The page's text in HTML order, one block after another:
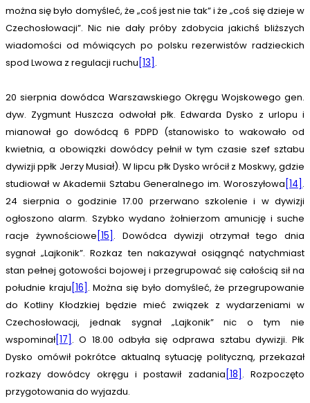
można się było domyśleć, że „coś jest nie tak” i że „coś się dzieje w
Czechosłowacji”. Nic nie dały próby zdobycia jakichś bliższych
wiadomości od mówiących po polsku rezerwistów radzieckich
spod Lwowa z regulacji ruchu [13] .
20 sierpnia dowódca Warszawskiego Okręgu Wojskowego gen.
dyw. Zygmunt Huszcza odwołał płk. Edwarda Dysko z urlopu i
mianował go dowódcą 6 PDPD (stanowisko to wakowało od
kwietnia, a obowiązki dowódcy pełnił w tym czasie szef sztabu
dywizji ppłk Jerzy Musiał). W lipcu płk Dysko wrócił z Moskwy, gdzie
studiował w Akademii Sztabu Generalnego im. Woroszyłowa [14] .
24 sierpnia o godzinie 17.00 przerwano szkolenie i w dywizji
ogłoszono alarm. Szybko wydano żołnierzom amunicję i suche
racje żywnościowe [15] . Dowódca dywizji otrzymał tego dnia
sygnał „Lajkonik”. Rozkaz ten nakazywał osiągnąć natychmiast
stan pełnej gotowości bojowej i przegrupować się całością sił na
południe kraju [16] . Można się było domyśleć, że przegrupowanie
do Kotliny Kłodzkiej będzie mieć związek z wydarzeniami w
Czechosłowacji, jednak sygnał „Lajkonik” nic o tym nie
wspominał[17] . O 18.00 odbyła się odprawa sztabu dywizji. Płk
Dysko omówił pokrótce aktualną sytuację polityczną, przekazał
rozkazy dowódcy okręgu i postawił zadania [18] . Rozpoczęto
przygotowania do wyjazdu.